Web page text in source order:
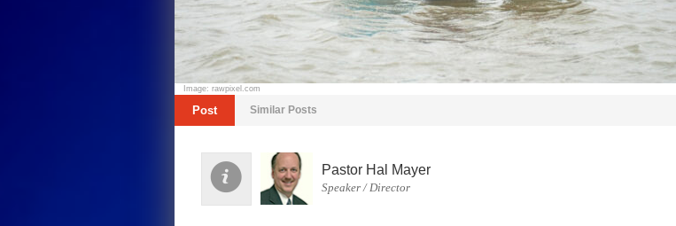
Image: rawpixel.com
Post Similar Posts
Pastor Hal Mayer
Speaker / Director